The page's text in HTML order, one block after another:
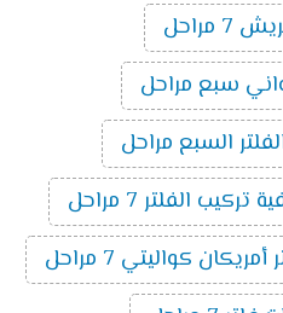
مراحل
سبع مراحل
السبع مراحل
تركيب الفلتر 7 مراحل
أمريكان كواليتي 7 مراحل